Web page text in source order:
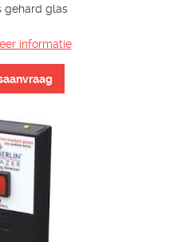
gehard glas
informatie